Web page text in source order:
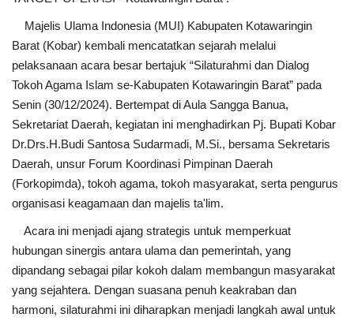
Majelis Ulama Indonesia (MUI) Kabupaten Kotawaringin
Barat (Kobar) kembali mencatatkan sejarah melalui
pelaksanaan acara besar bertajuk “Silaturahmi dan Dialog
Tokoh Agama Islam se-Kabupaten Kotawaringin Barat” pada
Senin (30/12/2024). Bertempat di Aula Sangga Banua,
Sekretariat Daerah, kegiatan ini menghadirkan Pj. Bupati Kobar
Dr.Drs.H.Budi Santosa Sudarmadi, M.Si., bersama Sekretaris
Daerah, unsur Forum Koordinasi Pimpinan Daerah
(Forkopimda), tokoh agama, tokoh masyarakat, serta pengurus
organisasi keagamaan dan majelis ta'lim.
Acara ini menjadi ajang strategis untuk memperkuat
hubungan sinergis antara ulama dan pemerintah, yang
dipandang sebagai pilar kokoh dalam membangun masyarakat
yang sejahtera. Dengan suasana penuh keakraban dan
harmoni, silaturahmi ini diharapkan menjadi langkah awal untuk